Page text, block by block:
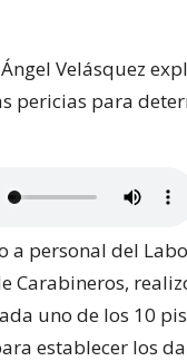
Velásquez
pericias para
a personal del
Carabineros,
uno de los 10
establecer los